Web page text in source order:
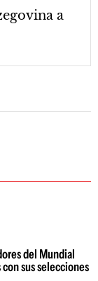
a
del Mundial
sus selecciones